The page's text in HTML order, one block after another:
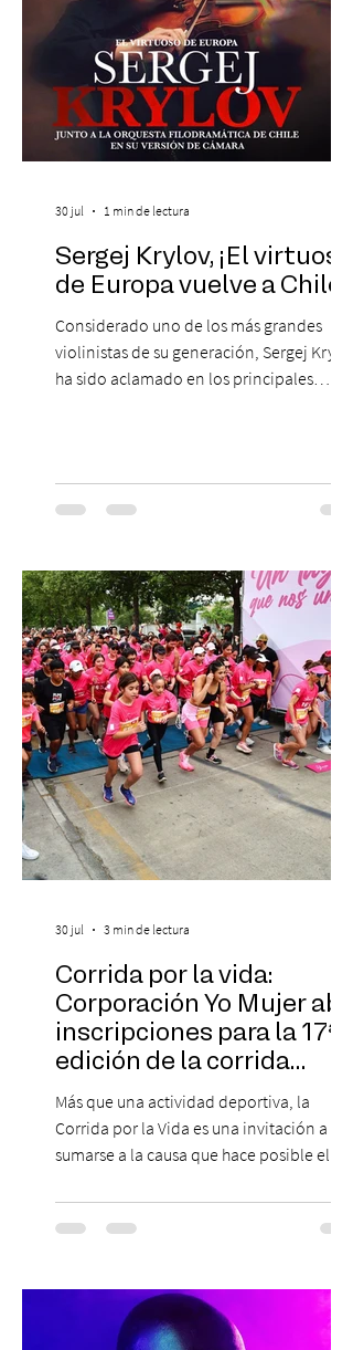
Sergej Krylov, ¡El virtuoso
de Europa vuelve a Chile!
Considerado uno de los más grandes
violinistas de su generación, Sergej Krylov
ha sido aclamado en los principales
escenario del Teatro CA660 para
protagonizar una velada extraordinaria
Las Cuatro Estaciones de Antonio Vivaldi y
Las Cuatro Estaciones Porteñas de Astor
Piazzolla. Déja
30 jul 1 min de lectura
Corrida por la vida:
Corporación Yo Mujer abre
inscripciones para la 17ª
edición de la corrida
solidaria
Más que una actividad deportiva, la
Corrida por la Vida es una invitación a
sumarse a la causa que hace posible el
desarrolla durante todo el año: brindar
orientación, contención y apoyo
experiencia del cáncer de mama y a sus
familias, además de impulsar la detección
temprana, porque la información también
30 jul 3 min de lectura